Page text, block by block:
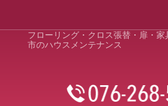
フローリング・クロス張替・扉・家
市のハウスメンテナンス